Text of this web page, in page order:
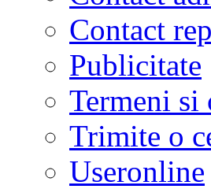
Contact
Publicitate
Termeni
Trimite o
Useronline